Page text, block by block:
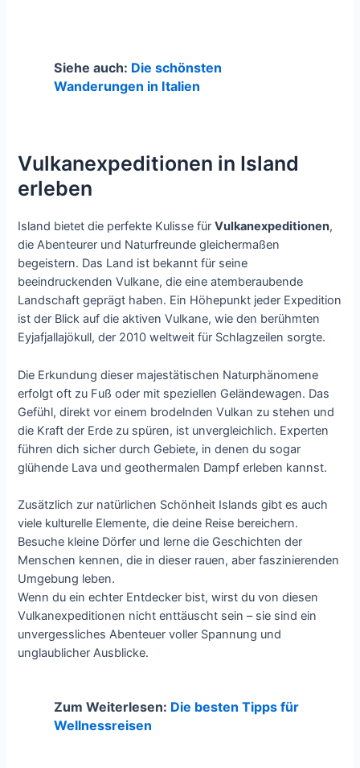
Siehe auch: Die schönsten
Wanderungen in Italien
Vulkanexpeditionen in Island
erleben
Island bietet die perfekte Kulisse fürVulkanexpeditionen,
die Abenteurer und Naturfreunde gleichermaßen
begeistern. Das Land ist bekannt für seine
beeindruckenden Vulkane, die eine atemberaubende
Landschaft geprägt haben. Ein Höhepunkt jeder Expedition
ist der Blick auf die aktiven Vulkane, wie den berühmten
Eyjafjallajökull, der 2010 weltweit für Schlagzeilen sorgte.
Die Erkundung dieser majestätischen Naturphänomene
erfolgt oft zu Fuß oder mit speziellen Geländewagen. Das
Gefühl, direkt vor einem brodelnden Vulkan zu stehen und
die Kraft der Erde zu spüren, ist unvergleichlich. Experten
führen dich sicher durch Gebiete, in denen du sogar
glühende Lava und geothermalen Dampf erleben kannst.
Zusätzlich zur natürlichen Schönheit Islands gibt es auch
viele kulturelle Elemente, die deine Reise bereichern.
Besuche kleine Dörfer und lerne die Geschichten der
Menschen kennen, die in dieser rauen, aber faszinierenden
Umgebung leben.
Wenn du ein echter Entdecker bist, wirst du von diesen
Vulkanexpeditionen nicht enttäuscht sein – sie sind ein
unvergessliches Abenteuer voller Spannung und
unglaublicher Ausblicke.
Zum Weiterlesen: Die besten Tipps für
Wellnessreisen